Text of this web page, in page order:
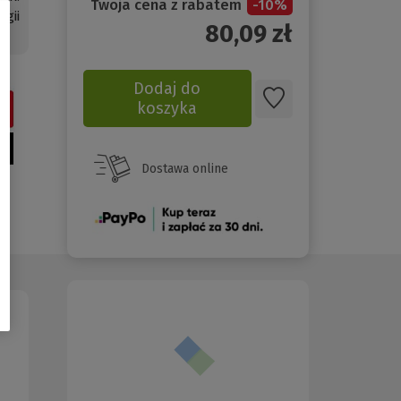
Twoja cena z rabatem -10%
80,09zł
Dodaj do
koszyka
Dostawa online
(Nowe